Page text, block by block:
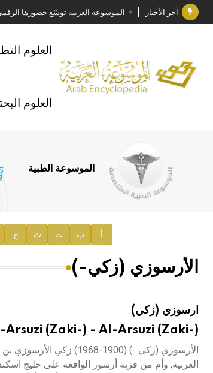
آخر الأخبار الموسوعة العربية توسّع حضورها الرقمي
جائزة مجمع الملك سلمان العالمي للغة
الأستاذ إياد خالد الطباع مدير عام لهيئة
السيد محمد ياسين صالح وزيرا للثقافة
توصيات مجلس الإدارة
صدور المجلد السابع من موسوعة
إعلان..
هيئة الموسوعة العربية تطلق موسوعات
العلوم
العلوم
الموسوعة الطبية
أ ب ت ث ج
الأرسوزي (زكي-)
ارسوزي (زكي)
Arsuzi (Zaki-) - Al-Arsuzi (Zaki-)
الأرسوزي (زكي -)
العربية, وأم من قرية أرسوز الواقعة على خليج